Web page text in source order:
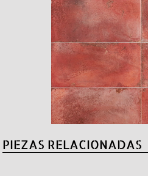
PIEZAS RELACIONADAS